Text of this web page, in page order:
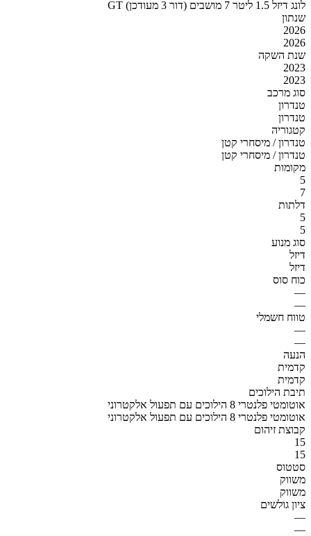
GT לונג דיזל 1.5 ליטר 7 מושבים (דור 3 מעודכן)
שנתון
2026
2026
שנת השקה
2023
2023
סוג מרכב
טנדרון
טנדרון
קטגוריה
טנדרון / מיסחרי קטן
טנדרון / מיסחרי קטן
מקומות
5
7
דלתות
5
5
סוג מנוע
דיזל
דיזל
כוח סוס
—
—
טווח חשמלי
—
—
הנעה
קדמית
קדמית
תיבת הילוכים
אוטומטי פלנטרי 8 הילוכים עם תפעול אלקטרוני
אוטומטי פלנטרי 8 הילוכים עם תפעול אלקטרוני
קבוצת זיהום
15
15
סטטוס
משווק
משווק
ציון גולשים
—
—